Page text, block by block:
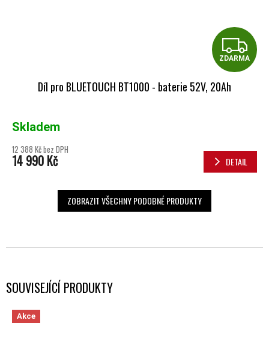
SOUVISEJÍCÍ PRODUKTY
Akce
ZDARMA
Díl pro BLUETOUCH BT1000 - baterie 52V, 20Ah
Skladem
12 388 Kč bez DPH
14 990 Kč DETAIL
ZOBRAZIT VŠECHNY PODOBNÉ PRODUKTY